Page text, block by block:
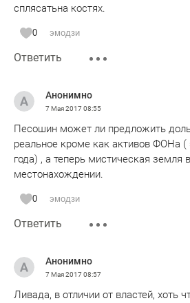
сплясатьна костях.
0 эмодзи
Ответить
Анонимно
7 Мая 201708:55
Песошин может ли предложить
реальное кроме как активов ФОНа (
года) , а теперь мистическая земля
местонахождении.
0 эмодзи
Ответить
Анонимно
7 Мая 201708:57
Ливада, в отличии от властей, хоть